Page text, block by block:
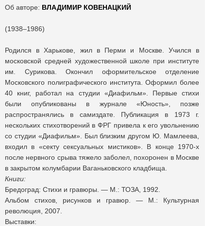
Об авторе: ВЛАДИМИР КОВЕНАЦКИЙ
(1938–1986)
Родился в Харькове, жил в Перми и Москве. Учился в
московской средней художественной школе при институте
им. Сурикова. Окончил оформительское отделение
Московского полиграфического института. Оформил более
40 книг, работал на студии «Диафильм». Первые стихи
были опубликованы в журнале «Юность», позже
распространялись в самиздате. Публикация в 1973 г.
нескольких стихотворений в ФРГ привела к его увольнению
со студии «Диафильм». Был близким другом Ю. Мамлеева,
входил в «секту сексуальных мистиков». В конце 1970-х
после нервного срыва тяжело заболел, похоронен в Москве
в закрытом колумбарии Ваганьковского кладбища.
Книги:
Бредоград: Стихи и гравюры. — М.: ТОЗА, 1992.
Альбом стихов, рисунков и гравюр. — М.: Культурная
революция, 2007.
Выставки: